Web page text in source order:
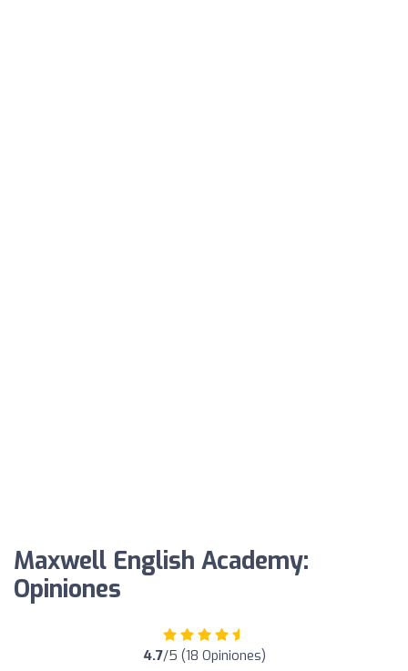
Maxwell English Academy:
Opiniones
4.7/5 (18 Opiniones)